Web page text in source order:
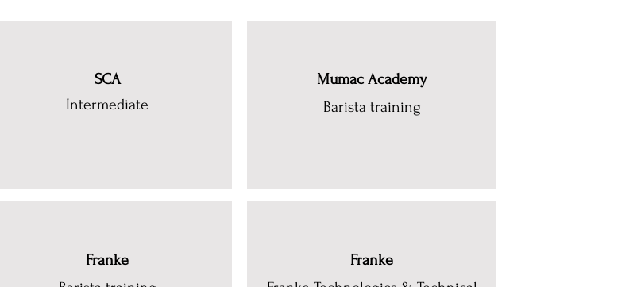
SCA
Intermediate
Franke
Mumac Academy
Barista training
Franke